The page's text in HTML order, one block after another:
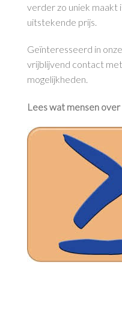
verder zo uniek maakt
uitstekende prijs.
Geïnteresseerd in
vrijblijvend contact
mogelijkheden.
Lees wat mensen